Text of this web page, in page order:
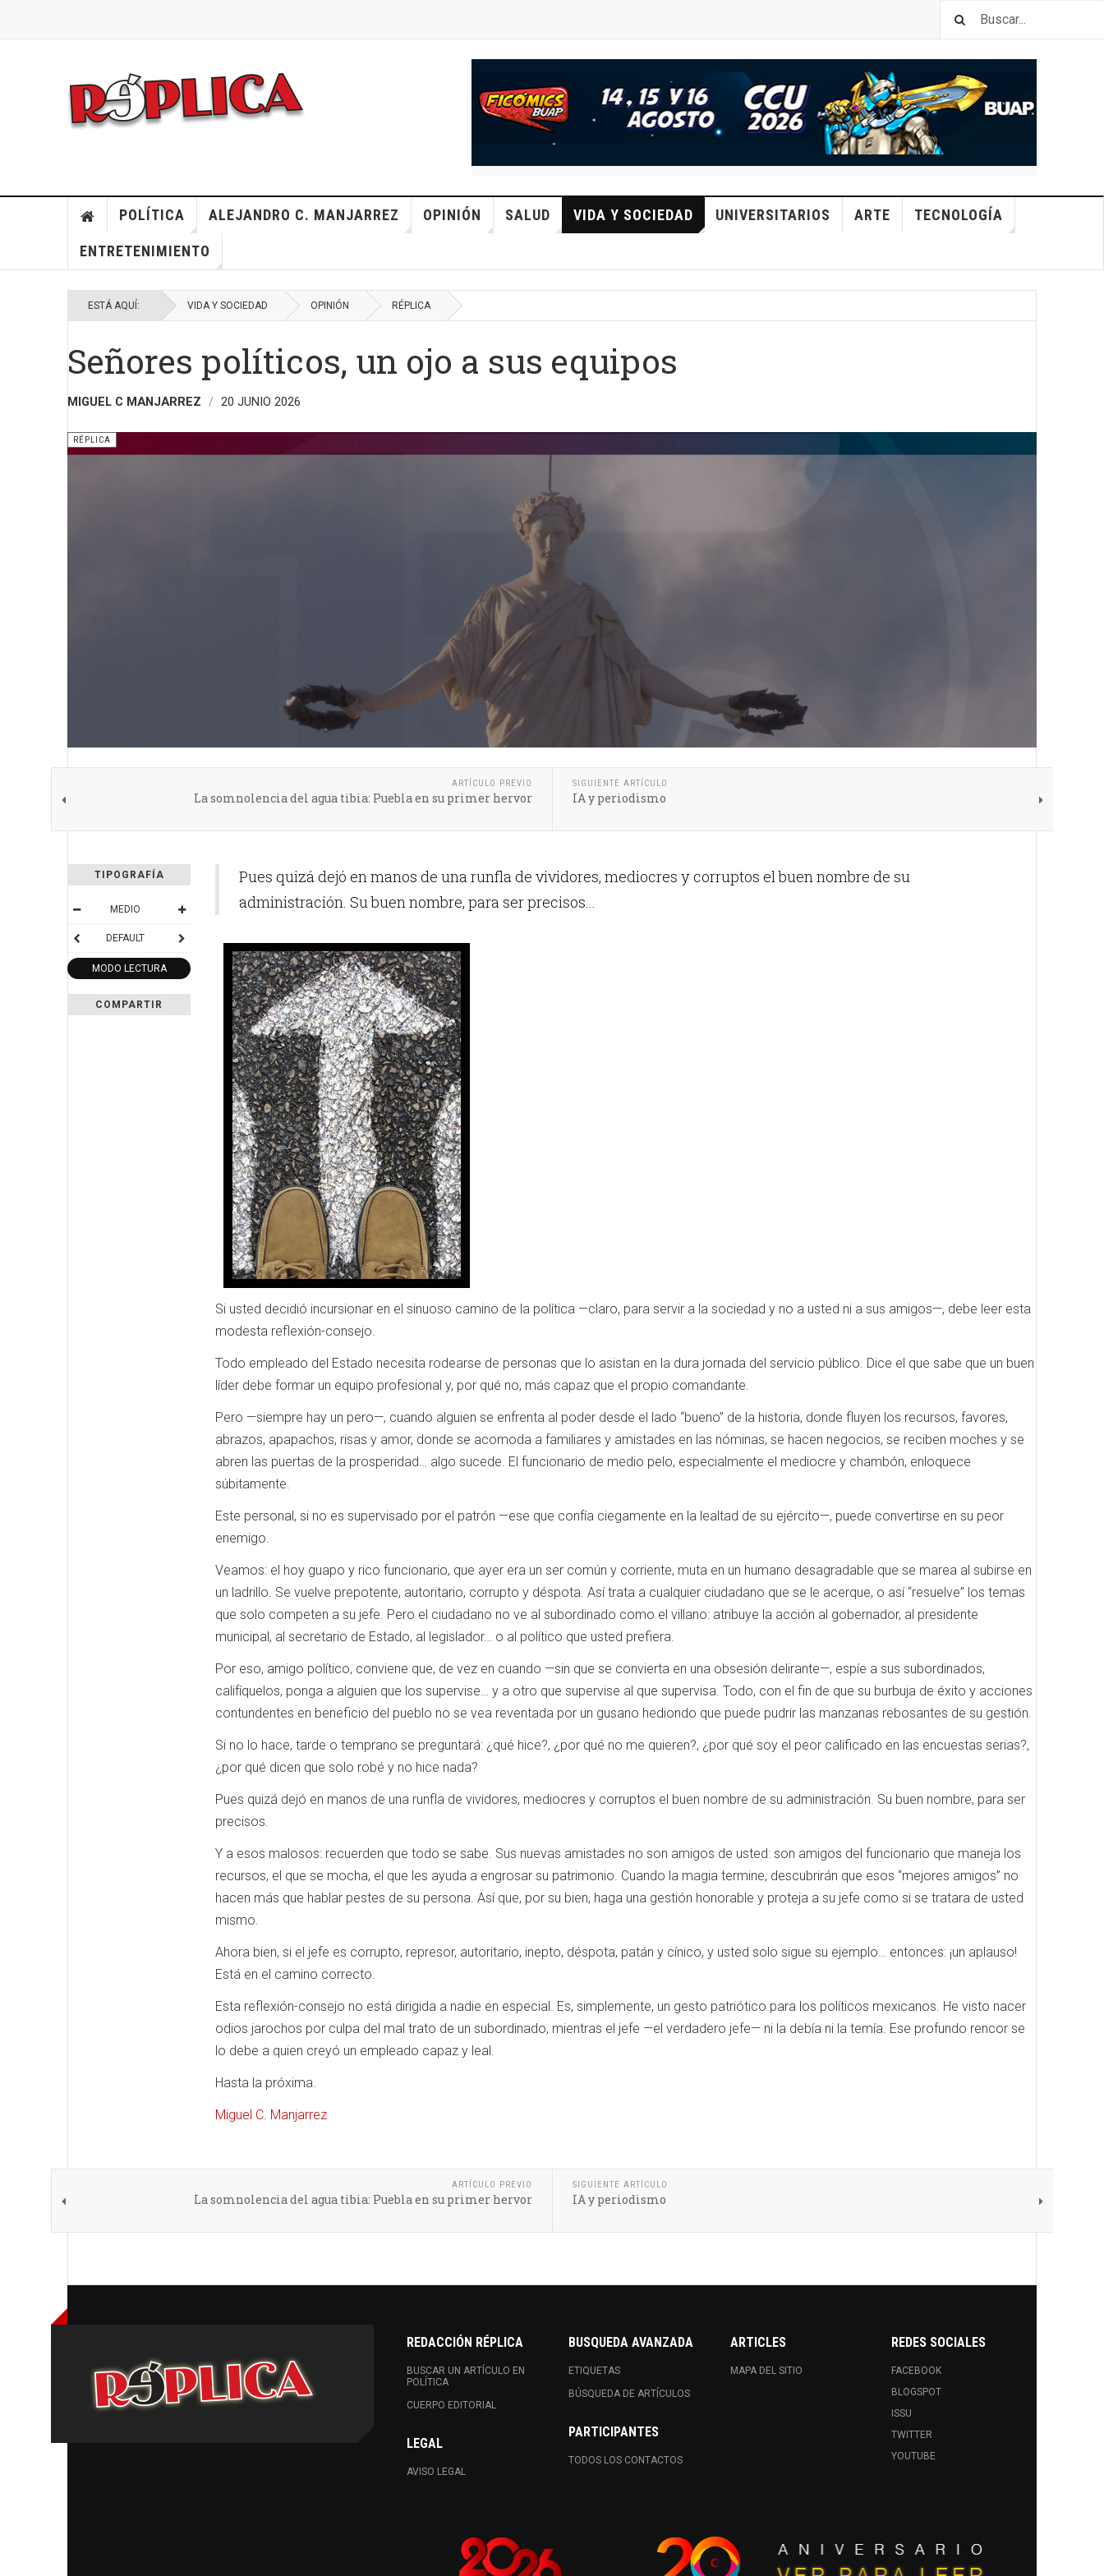
POLÍTICA ALEJANDRO C. MANJARREZ OPINIÓN SALUD VIDA Y SOCIEDAD UNIVERSITARIOS ARTE TECNOLOGÍA
ENTRETENIMIENTO
ESTÁ AQUÍ: VIDA Y SOCIEDAD OPINIÓN RÉPLICA
Señores políticos, un ojo a sus equipos
MIGUEL C MANJARREZ 20 JUNIO 2026
RÉPLICA
ARTÍCULO PREVIO
La somnolencia del agua tibia: Puebla en su primer hervor
SIGUIENTE ARTÍCULO
IA y periodismo
TIPOGRAFÍA
MEDIO
DEFAULT
MODO LECTURA
COMPARTIR
Pues quizá dejó en manos de una runfla de vividores, mediocres y corruptos el buen nombre de su
administración. Su buen nombre, para ser precisos...
Si usted decidió incursionar en el sinuoso camino de la política —claro, para servir a la sociedad y no a usted ni a sus amigos—, debe leer esta
modesta reflexión-consejo.
Todo empleado del Estado necesita rodearse de personas que lo asistan en la dura jornada del servicio público. Dice el que sabe que un buen
líder debe formar un equipo profesional y, por qué no, más capaz que el propio comandante.
Pero —siempre hay un pero—, cuando alguien se enfrenta al poder desde el lado “bueno” de la historia, donde fluyen los recursos, favores,
abrazos, apapachos, risas y amor, donde se acomoda a familiares y amistades en las nóminas, se hacen negocios, se reciben moches y se
abren las puertas de la prosperidad… algo sucede. El funcionario de medio pelo, especialmente el mediocre y chambón, enloquece
súbitamente.
Este personal, si no es supervisado por el patrón —ese que confía ciegamente en la lealtad de su ejército—, puede convertirse en su peor
enemigo.
Veamos: el hoy guapo y rico funcionario, que ayer era un ser común y corriente, muta en un humano desagradable que se marea al subirse en
un ladrillo. Se vuelve prepotente, autoritario, corrupto y déspota. Así trata a cualquier ciudadano que se le acerque, o así “resuelve” los temas
que solo competen a su jefe. Pero el ciudadano no ve al subordinado como el villano: atribuye la acción al gobernador, al presidente
municipal, al secretario de Estado, al legislador… o al político que usted prefiera.
Por eso, amigo político, conviene que, de vez en cuando —sin que se convierta en una obsesión delirante—, espíe a sus subordinados,
califíquelos, ponga a alguien que los supervise… y a otro que supervise al que supervisa. Todo, con el fin de que su burbuja de éxito y acciones
contundentes en beneficio del pueblo no se vea reventada por un gusano hediondo que puede pudrir las manzanas rebosantes de su gestión.
Si no lo hace, tarde o temprano se preguntará: ¿qué hice?, ¿por qué no me quieren?, ¿por qué soy el peor calificado en las encuestas serias?,
¿por qué dicen que solo robé y no hice nada?
Pues quizá dejó en manos de una runfla de vividores, mediocres y corruptos el buen nombre de su administración. Su buen nombre, para ser
precisos.
Y a esos malosos: recuerden que todo se sabe. Sus nuevas amistades no son amigos de usted: son amigos del funcionario que maneja los
recursos, el que se mocha, el que les ayuda a engrosar su patrimonio. Cuando la magia termine, descubrirán que esos “mejores amigos” no
hacen más que hablar pestes de su persona. Así que, por su bien, haga una gestión honorable y proteja a su jefe como si se tratara de usted
mismo.
Ahora bien, si el jefe es corrupto, represor, autoritario, inepto, déspota, patán y cínico, y usted solo sigue su ejemplo… entonces: ¡un aplauso!
Está en el camino correcto.
Esta reflexión-consejo no está dirigida a nadie en especial. Es, simplemente, un gesto patriótico para los políticos mexicanos. He visto nacer
odios jarochos por culpa del mal trato de un subordinado, mientras el jefe —el verdadero jefe— ni la debía ni la temía. Ese profundo rencor se
lo debe a quien creyó un empleado capaz y leal.
Hasta la próxima.
Miguel C. Manjarrez
ARTÍCULO PREVIO
La somnolencia del agua tibia: Puebla en su primer hervor
SIGUIENTE ARTÍCULO
IA y periodismo
REDACCIÓN RÉPLICA
BUSCAR UN ARTÍCULO EN
POLÍTICA
CUERPO EDITORIAL
LEGAL
AVISO LEGAL
BUSQUEDA AVANZADA
ETIQUETAS
BÚSQUEDA DE ARTÍCULOS
PARTICIPANTES
TODOS LOS CONTACTOS
ARTICLES
MAPA DEL SITIO
REDES SOCIALES
FACEBOOK
BLOGSPOT
ISSU
TWITTER
YOUTUBE